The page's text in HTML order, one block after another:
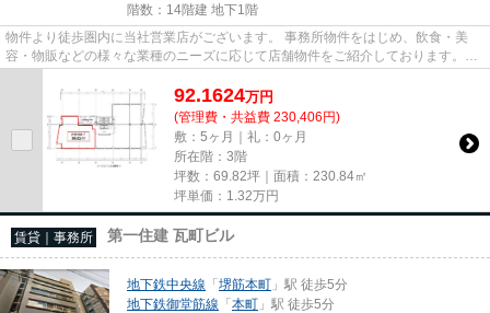
階数：14階建 地下1階
物件より徒歩圏内に当社営業店がございます。 事務所物件をはじめ、飲食・美
容・物販などの様々な業種のニーズに応じて店舗物件をご紹介しております。
尚、弊社ではおとり広告は一切...
92.1624万円
(管理費・共益費 230,406円)
敷：5ヶ月｜礼：0ヶ月
所在階：3階
坪数：69.82坪｜面積：230.84㎡
坪単価： 1.32万円
賃貸｜事務所 第一住建 瓦町ビル
地下鉄中央線 「堺筋本町 」駅 徒歩5分
地下鉄御堂筋線 「本町 」駅 徒歩5分